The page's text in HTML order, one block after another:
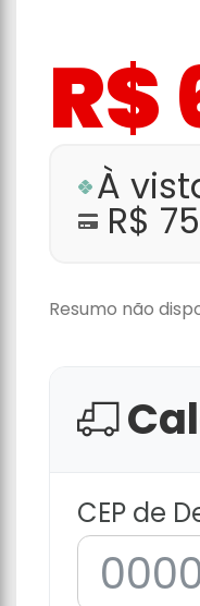
R$
À
R$
Resumo não
CEP de